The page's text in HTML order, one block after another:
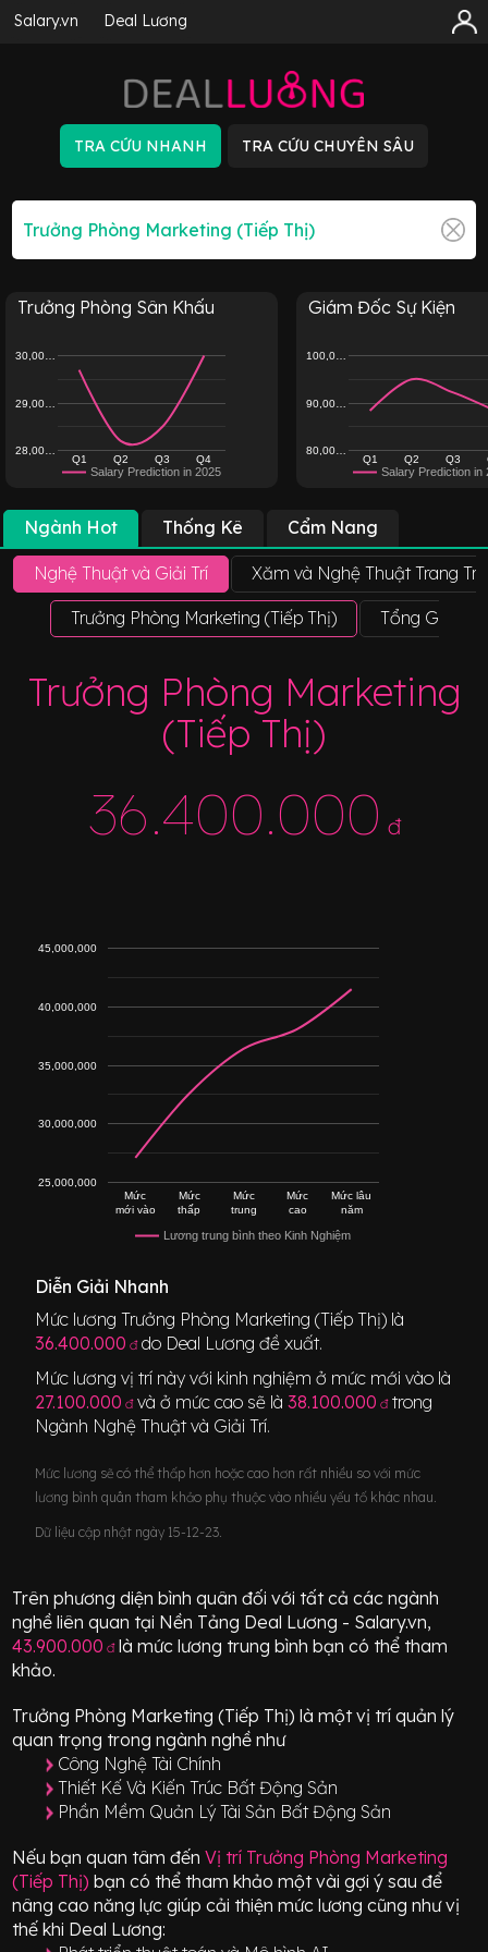
Salary.vn Deal Lương
Trưởng Phòng Sân Khấu
Salary Prediction in 2025
Q1 Q2 Q3 Q4
28,00…
29,00…
30,00…
Giám Đốc Sự Kiện
Salary Prediction in
Q1 Q2 Q3
80,00…
90,00…
100,0…
Ngành Hot Thống Kê Cẩm Nang
Nghệ Thuật và Giải Trí Xăm và Nghệ Thuật Trang Trí
Trưởng Phòng Marketing (Tiếp Thị) Tổng Giám
Trưởng Phòng Marketing
(Tiếp Thị)
36.400.000 đ
Lương trung bình theo Kinh Nghiệm
Mức
mới vào
Mức
thấp
Mức
trung
Mức
cao
Mức lâu
năm
25,000,000
30,000,000
35,000,000
40,000,000
45,000,000
Diễn Giải Nhanh
Mức lươngTrưởng Phòng Marketing (Tiếp Thị) là
36.400.000 đdo Deal Lương đề xuất.
Mức lương vị trí này với kinh nghiệm ở mức mới vào là
27.100.000 đ và ở mức cao sẽ là38.100.000 đ trong
Ngành Nghệ Thuật và Giải Trí.
Mức lương sẽ có thể thấp hơn hoặc cao hơn rất nhiều so với mức
lương bình quân tham khảo phụ thuộc vào nhiều yếu tố khác nhau.
Dữ liệu cập nhật ngày 15-12-23.
Trên phương diện bình quân đối với tất cả các ngành
nghề liên quan tại Nền Tảng Deal Lương - Salary.vn,
43.900.000 đlà mức lương trung bình bạn có thể tham
khảo.
Trưởng Phòng Marketing (Tiếp Thị) là một vị tríquản lý
quan trọng trong ngành nghề như
Công Nghệ Tài Chính
Thiết Kế Và Kiến Trúc Bất Động Sản
Phần Mềm Quản Lý Tài Sản Bất Động Sản
Nếu bạn quan tâm đến Vị trí Trưởng Phòng Marketing
(Tiếp Thị) bạn có thể tham khảo một vài gợi ý sau để
nâng cao năng lực giúp cải thiện mức lương cũng như vị
thế khi Deal Lương: